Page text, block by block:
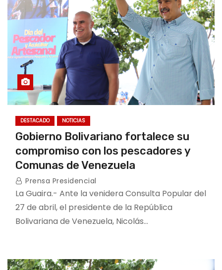
DESTACADO NOTICIAS
Gobierno Bolivariano fortalece su
compromiso con los pescadores y
Comunas de Venezuela
Prensa Presidencial
La Guaira.- Ante la venidera Consulta Popular del
27 de abril, el presidente de la República
Bolivariana de Venezuela, Nicolás…